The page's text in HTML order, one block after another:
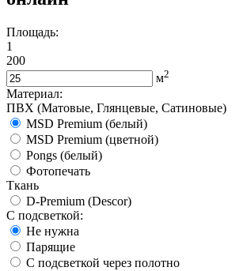
Площадь:
1
200
м2
Материал:
ПВХ (Матовые, Глянцевые, Сатиновые)
MSD Premium (белый)
MSD Premium (цветной)
Pongs (белый)
Фотопечать
Ткань
D-Premium (Descor)
С подсветкой:
Не нужна
Парящие
С подсветкой через полотно